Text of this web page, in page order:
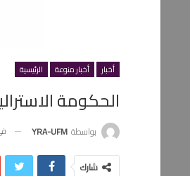
أخبار أخبار منوعة الرئيسية
الحكومة الاسترالية تعلن عن
بواسطة YRA-UFM
شارك